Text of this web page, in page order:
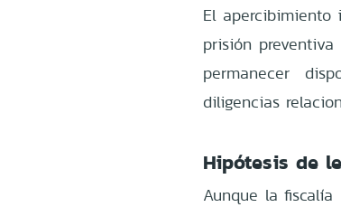
El apercibimiento
prisión
permanecer
diligencias
Hipótesis de
Aunque la